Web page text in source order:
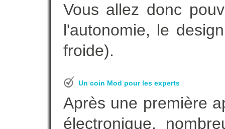
Vous allez donc
l'autonomie, le
froide).
Un coin Mod pour les experts
Après une première
électronique,